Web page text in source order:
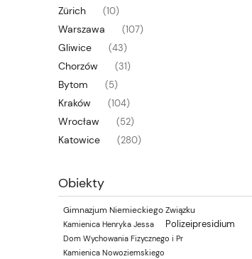
Zürich (10)
Warszawa (107)
Gliwice (43)
Chorzów (31)
Bytom (5)
Kraków (104)
Wrocław (52)
Katowice (280)
Obiekty
Gimnazjum Niemieckiego Związku
Kamienica Henryka Jessa Polizeipresidium
Dom Wychowania Fizycznego i Pr
Kamienica Nowoziemskiego